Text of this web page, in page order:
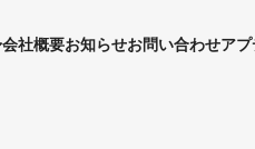
会社概要お知らせお問い合わせア